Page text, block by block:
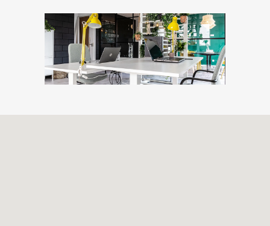
Volg ons ook opFacebookenTwitter